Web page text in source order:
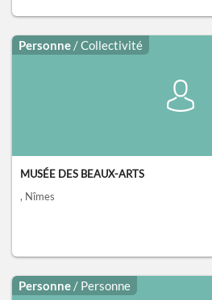
Personne / Collectivité
MUSÉE DES BEAUX-ARTS
, Nîmes
Personne / Personne